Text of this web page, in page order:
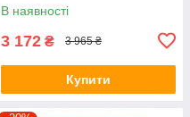
В наявності
3 172 ₴ 3 965 ₴
Купити